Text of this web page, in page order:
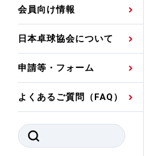
会員向け情報
日本卓球協会について
申請等・フォーム
よくあるご質問（FAQ）